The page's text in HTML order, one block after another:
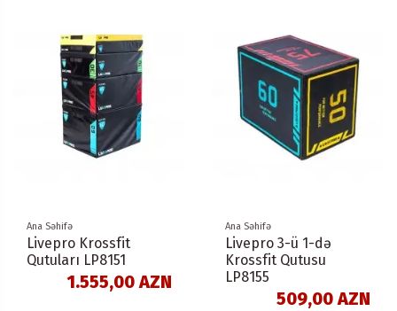
Ana Səhifə
Livepro Krossfit
Qutuları LP8151
1.555,00 AZN
Ana Səhifə
Livepro 3-ü 1-də
Krossfit Qutusu
LP8155
509,00 AZN